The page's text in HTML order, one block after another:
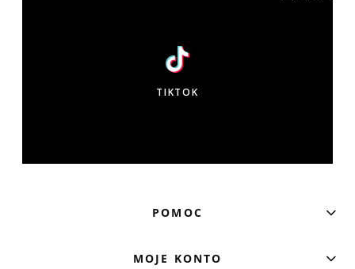
TIKTOK
POMOC
MOJE KONTO